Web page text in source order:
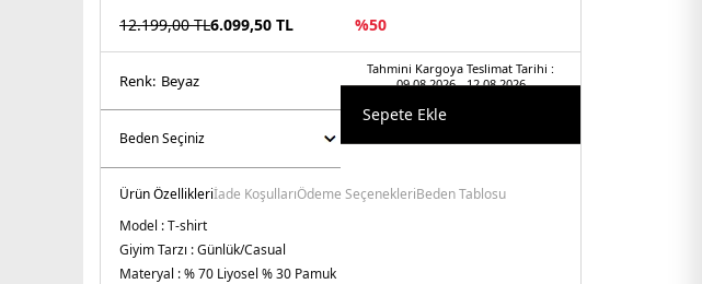
12.199,00TL6.099,50 TL %50
Tahmini Kargoya Teslimat Tarihi :
09.08.2026 - 12.08.2026
Renk: beyaz
Sepete Ekle
Ürün Özellikleriİade KoşullarıÖdeme SeçenekleriBeden Tablosu
Model :T-shirt
Giyim Tarzı :Günlük/Casual
Materyal :% 70 Liyosel % 30 Pamuk